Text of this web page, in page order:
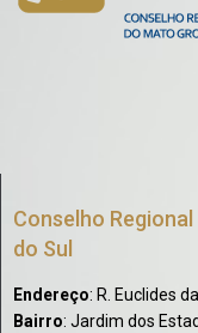
Conselho
do Sul
Endereço: R. Euclides
Bairro: Jardim dos